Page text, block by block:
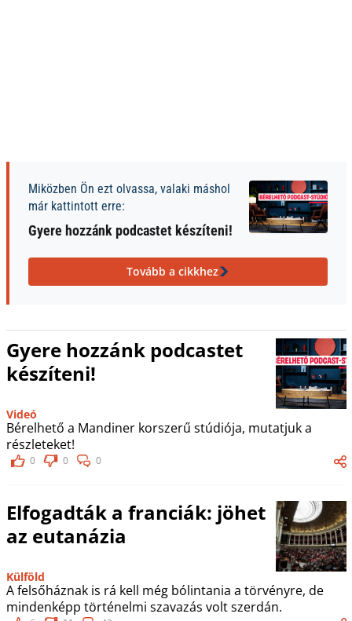
Miközben Ön ezt olvassa, valaki máshol
már kattintott erre:
Gyere hozzánk podcastet készíteni!
Tovább a cikkhez
Gyere hozzánk podcastet
készíteni!
Videó
Bérelhető a Mandiner korszerű stúdiója, mutatjuk a
részleteket!
0 0 0
Elfogadták a franciák: jöhet
az eutanázia
Külföld
A felsőháznak is rá kell még bólintania a törvényre, de
mindenképp történelmi szavazás volt szerdán.